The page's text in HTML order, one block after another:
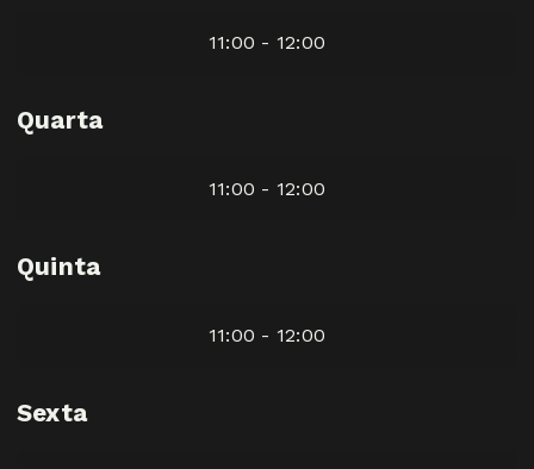
11:00 - 12:00
Quarta
11:00 - 12:00
Quinta
11:00 - 12:00
Sexta